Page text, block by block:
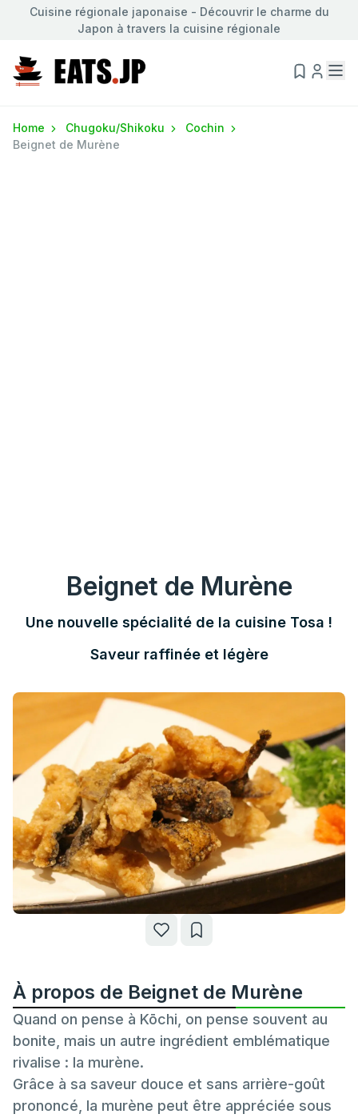
Cuisine régionale japonaise - Découvrir le charme du
Japon à travers la cuisine régionale
Home Chugoku/Shikoku
Cochin
Beignet de Murène
Beignet de Murène
Une nouvelle spécialité de la cuisine Tosa !
Saveur raffinée et légère
À propos de Beignet de Murène
Quand on pense à Kōchi, on pense souvent au
bonite, mais un autre ingrédient emblématique
rivalise : la murène.
Grâce à sa saveur douce et sans arrière-goût
prononcé, la murène peut être appréciée sous